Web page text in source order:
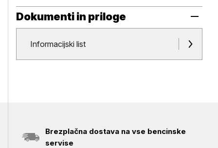
Dokumenti in priloge
Dokumenti in priloge
Informacijski list
Brezplačna dostava na vse bencinske
servise